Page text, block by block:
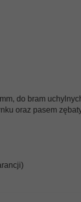
do bram
oraz pasem